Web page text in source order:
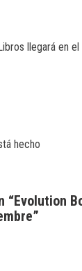
llegará en
hecho
“Evolution
”